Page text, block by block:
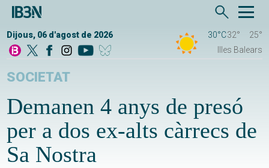
Dijous, 06 d'agost de 2026 30°C32°
25°
Illes Balears
SOCIETAT
Demanen 4 anys de presó
per a dos ex-alts càrrecs de
Sa Nostra